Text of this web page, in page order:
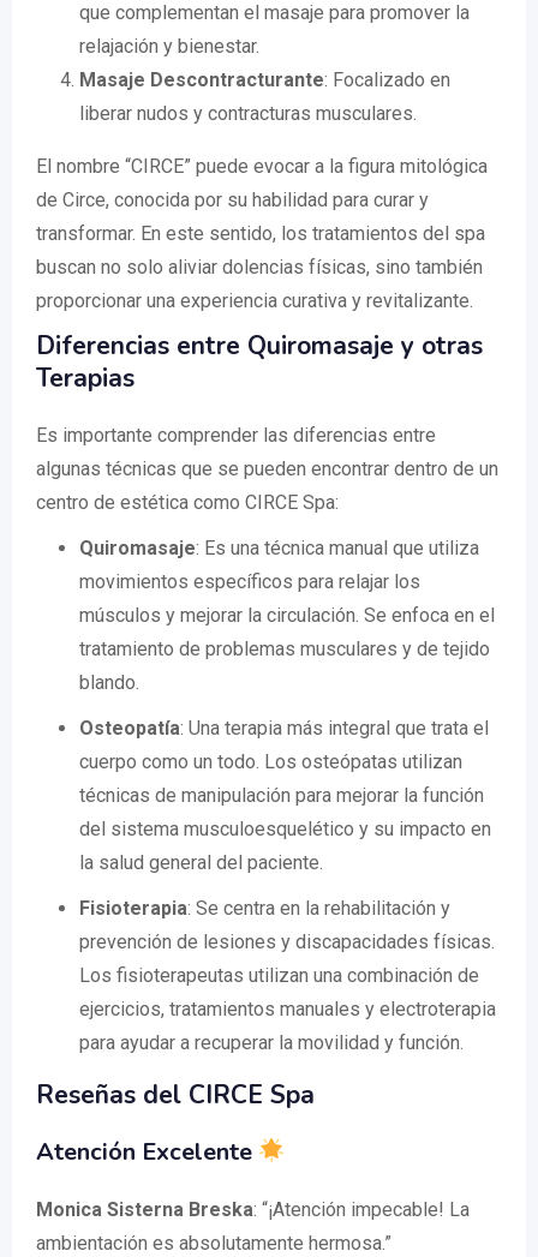
que complementan el masaje para promover la
relajación y bienestar.
Masaje Descontracturante: Focalizado en
liberar nudos y contracturas musculares.
El nombre “CIRCE” puede evocar a la figura mitológica
de Circe, conocida por su habilidad para curar y
transformar. En este sentido, los tratamientos del spa
buscan no solo aliviar dolencias físicas, sino también
proporcionar una experiencia curativa y revitalizante.
Diferencias entre Quiromasaje y otras
Terapias
Es importante comprender las diferencias entre
algunas técnicas que se pueden encontrar dentro de un
centro de estética como CIRCE Spa:
Quiromasaje: Es una técnica manual que utiliza
movimientos específicos para relajar los
músculos y mejorar la circulación. Se enfoca en el
tratamiento de problemas musculares y de tejido
blando.
Osteopatía: Una terapia más integral que trata el
cuerpo como un todo. Los osteópatas utilizan
técnicas de manipulación para mejorar la función
del sistema musculoesquelético y su impacto en
la salud general del paciente.
Fisioterapia: Se centra en la rehabilitación y
prevención de lesiones y discapacidades físicas.
Los fisioterapeutas utilizan una combinación de
ejercicios, tratamientos manuales y electroterapia
para ayudar a recuperar la movilidad y función.
Reseñas del CIRCE Spa
Atención Excelente
Monica Sisterna Breska: “¡Atención impecable! La
ambientación es absolutamente hermosa.”